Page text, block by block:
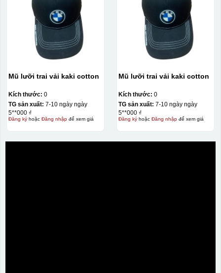
Mũ lưỡi trai vải kaki cotton
Kích thước: 0
TG sản xuất: 7-10 ngày ngày
5**000 ₫
Đăng kýhoặc Đăng nhậpđể xem giá
Mũ lưỡi trai vải kaki cotton
Kích thước: 0
TG sản xuất: 7-10 ngày ngày
5**000 ₫
Đăng kýhoặc Đăng nhậpđể xem giá